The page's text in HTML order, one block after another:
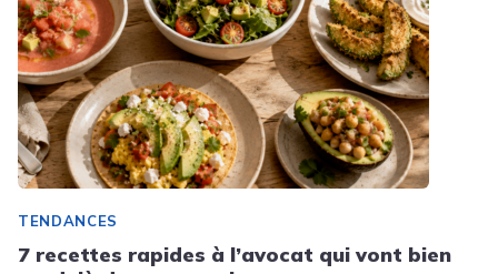
TENDANCES
7 recettes rapides à l’avocat qui vont bien